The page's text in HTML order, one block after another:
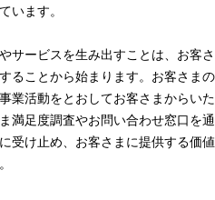
います。
サービスを生み出すことは、お客さ
ることから始まります。お客さまの
業活動をとおしてお客さまからいた
満足度調査やお問い合わせ窓口を通
受け止め、お客さまに提供する価値